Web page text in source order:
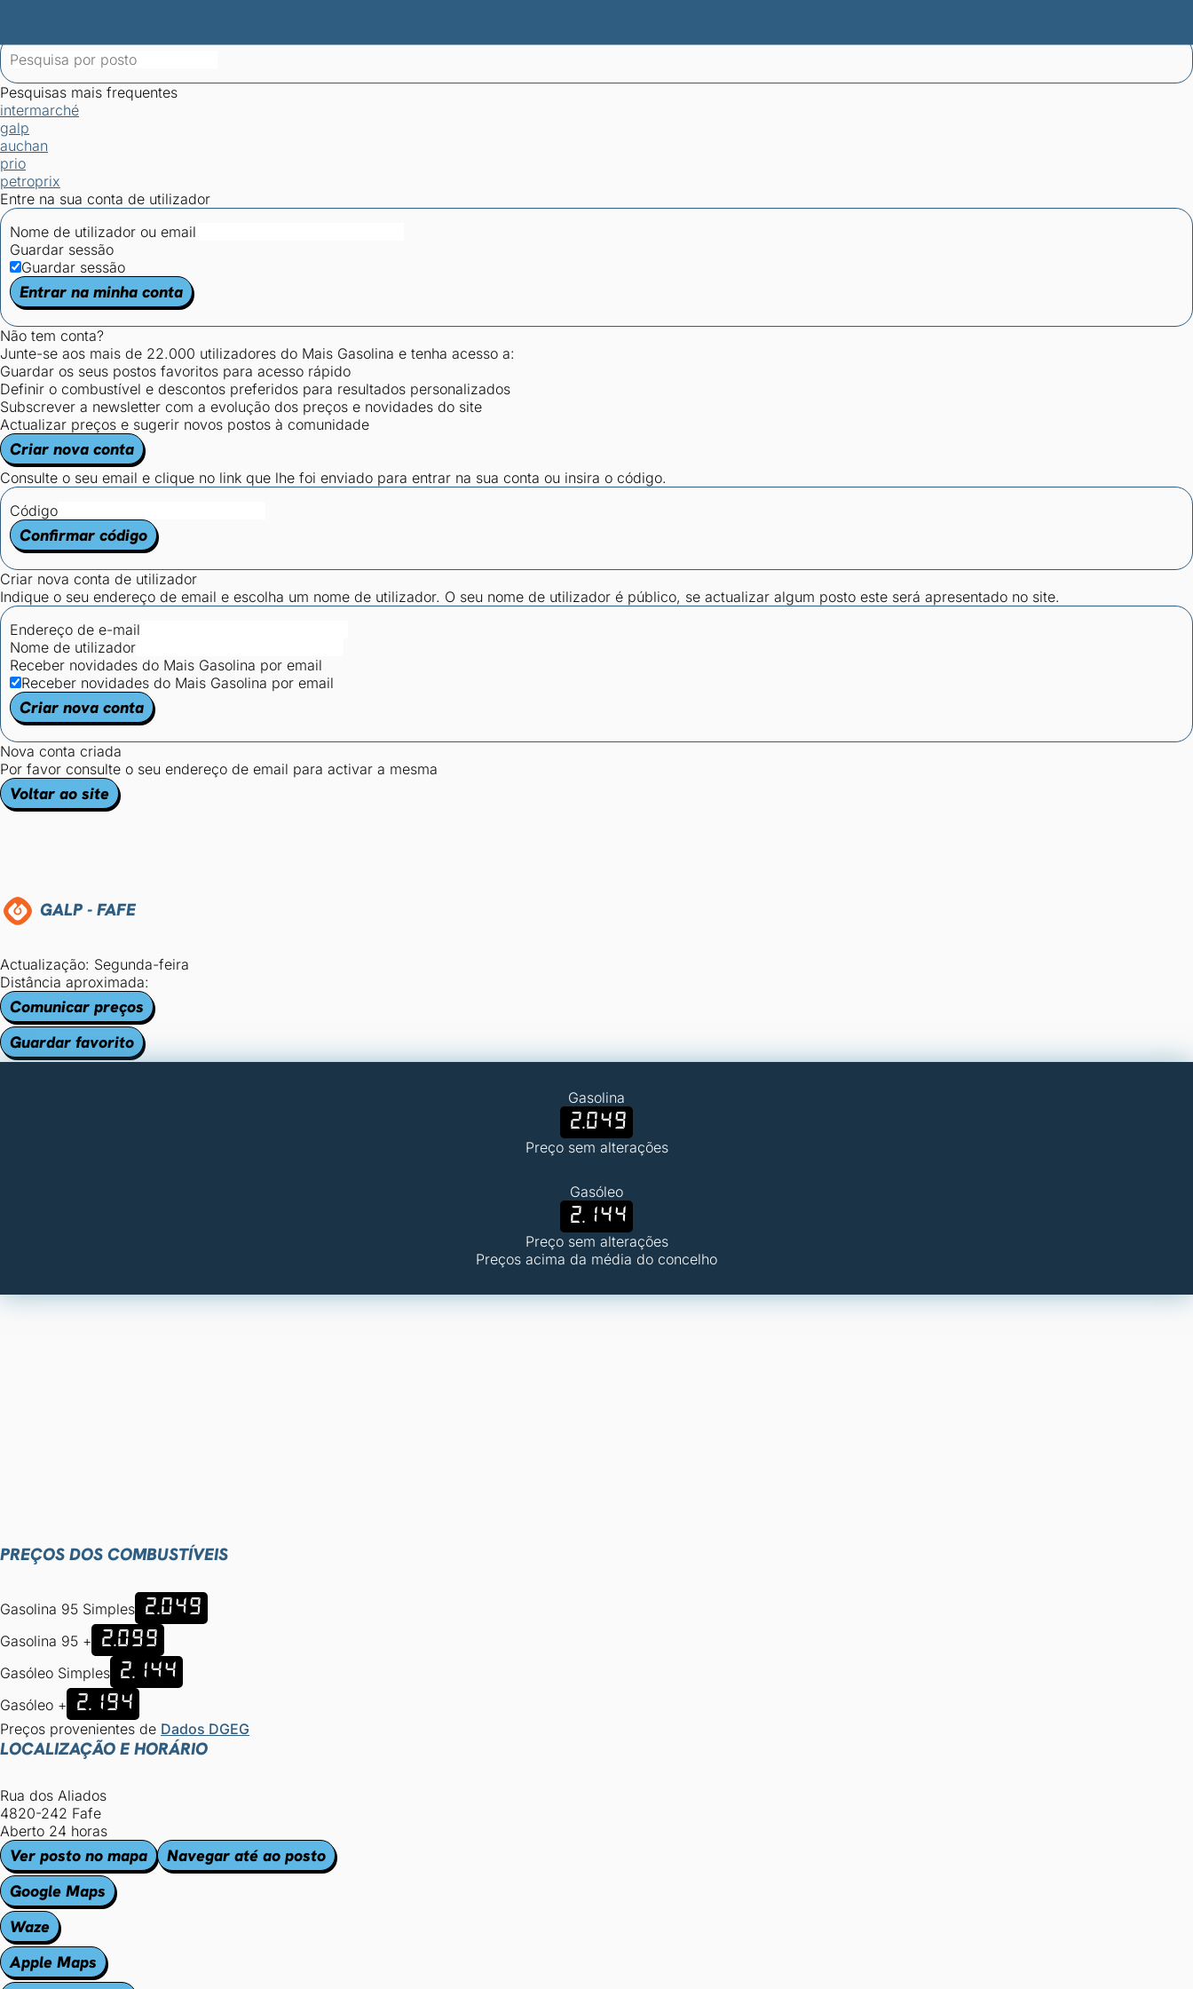
Pesquisas mais frequentes
intermarché
galp
auchan
prio
petroprix
Entre na sua conta de utilizador
Nome de utilizador ou email
Guardar sessão
Guardar sessão
Entrar na minha conta
Não tem conta?
Junte-se aos mais de 22.000 utilizadores do Mais Gasolina e tenha acesso a:
Guardar os seus postos favoritos para acesso rápido
Definir o combustível e descontos preferidos para resultados personalizados
Subscrever a newsletter com a evolução dos preços e novidades do site
Actualizar preços e sugerir novos postos à comunidade
Criar nova conta
Consulte o seu email e clique no link que lhe foi enviado para entrar na sua conta ou insira o código.
Código
Confirmar código
Criar nova conta de utilizador
Indique o seu endereço de email e escolha um nome de utilizador. O seu nome de utilizador é público, se actualizar algum posto este será apresentado no site.
Endereço de e-mail
Nome de utilizador
Receber novidades do Mais Gasolina por email
Receber novidades do Mais Gasolina por email
Criar nova conta
Nova conta criada
Por favor consulte o seu endereço de email para activar a mesma
Voltar ao site
GALP - FAFE
Actualização: Segunda-feira
Distância aproximada:
Comunicar preços
Guardar favorito
Gasolina
2.049
Preço sem alterações
Gasóleo
2.144
Preço sem alterações
Preços acima da média do concelho
PREÇOS DOS COMBUSTÍVEIS
Gasolina 95 Simples 2.049
Gasolina 95 + 2.099
Gasóleo Simples 2.144
Gasóleo + 2.194
Preços provenientes de Dados DGEG
LOCALIZAÇÃO E HORÁRIO
Rua dos Aliados
4820-242 Fafe
Aberto 24 horas
Ver posto no mapa
Navegar até ao posto
Google Maps
Waze
Apple Maps